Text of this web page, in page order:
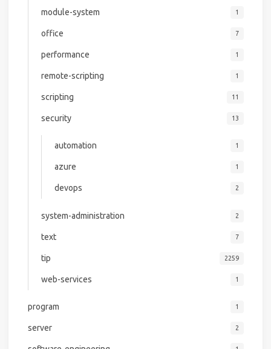
module-system 1
office 7
performance 1
remote-scripting 1
scripting 11
security 13
automation 1
azure 1
devops 2
system-administration 2
text 7
tip 2259
web-services 1
program 1
server 2